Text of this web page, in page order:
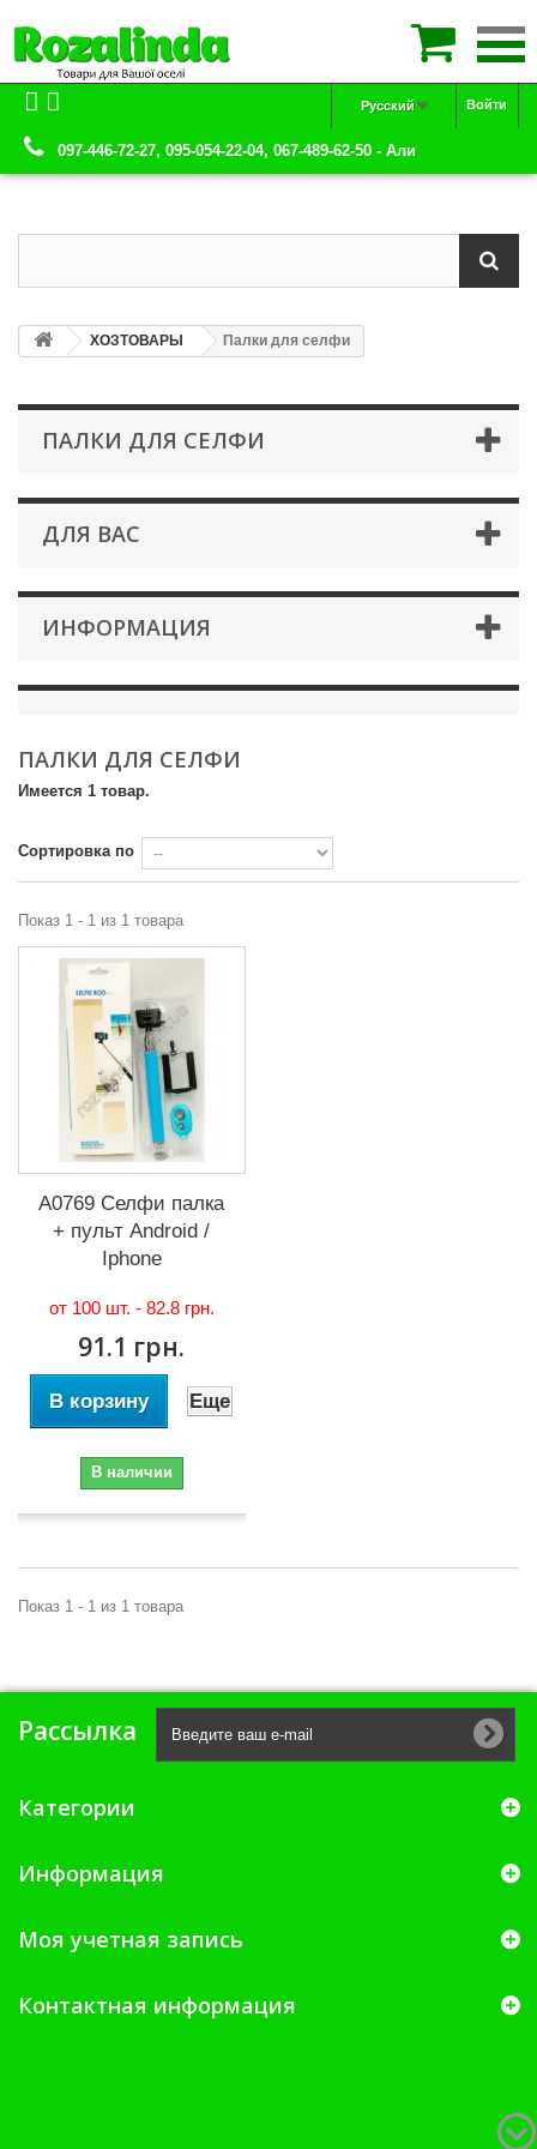
Войти
Русский
097-446-72-27, 095-054-22-04, 067-489-62-50 - Али
ХОЗТОВАРЫ Палки для селфи
ПАЛКИ ДЛЯ СЕЛФИ
ДЛЯ ВАС
ИНФОРМАЦИЯ
ПАЛКИ ДЛЯ СЕЛФИ
Имеется 1 товар.
Сортировка по
Показ 1 - 1 из 1 товара
А0769 Селфи палка
+ пульт Android /
Iphone
от 100 шт. - 82.8 грн.
91.1 грн.
В корзину Еще
В наличии
Показ 1 - 1 из 1 товара
Рассылка
Категории
Информация
Моя учетная запись
Контактная информация
